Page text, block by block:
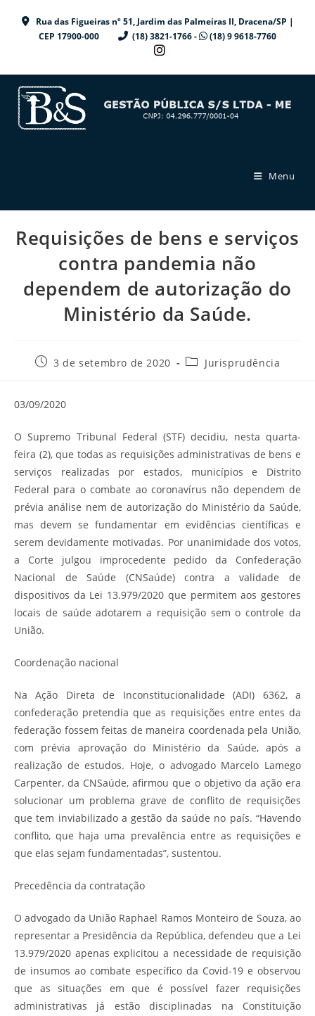
Rua das Figueiras nº 51, Jardim das Palmeiras II, Dracena/SP |
CEP 17900-000
(18) 3821-1766 - (18) 9 9618-7760
Menu
Requisições de bens e serviços
contra pandemia não
dependem de autorização do
Ministério da Saúde.
Post3 de setembro de 2020
Categoria
Jurisprudência
03/09/2020
O Supremo Tribunal Federal (STF) decidiu, nesta quarta-
feira (2), que todas as requisições administrativas de bens e
serviços realizadas por estados, municípios e Distrito
Federal para o combate ao coronavírus não dependem de
prévia análise nem de autorização do Ministério da Saúde,
mas devem se fundamentar em evidências científicas e
serem devidamente motivadas. Por unanimidade dos votos,
a Corte julgou improcedente pedido da Confederação
Nacional de Saúde (CNSaúde) contra a validade de
dispositivos da Lei 13.979/2020 que permitem aos gestores
locais de saúde adotarem a requisição sem o controle da
União.
Coordenação nacional
Na Ação Direta de Inconstitucionalidade (ADI) 6362, a
confederação pretendia que as requisições entre entes da
federação fossem feitas de maneira coordenada pela União,
com prévia aprovação do Ministério da Saúde, após a
realização de estudos. Hoje, o advogado Marcelo Lamego
Carpenter, da CNSaúde, afirmou que o objetivo da ação era
solucionar um problema grave de conflito de requisições
que tem inviabilizado a gestão da saúde no país. “Havendo
conflito, que haja uma prevalência entre as requisições e
que elas sejam fundamentadas”, sustentou.
Precedência da contratação
O advogado da União Raphael Ramos Monteiro de Souza, ao
representar a Presidência da República, defendeu que a Lei
13.979/2020 apenas explicitou a necessidade de requisição
de insumos ao combate específico da Covid-19 e observou
que as situações em que é possível fazer requisições
administrativas já estão disciplinadas na Constituição